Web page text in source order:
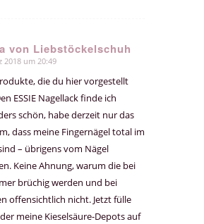
von Liebstöckelschuh
2018 um 20:49
die du hier vorgestellt
ESSIE Nagellack finde ich
schön, habe derzeit nur das
dass meine Fingernägel total im
– übrigens vom Nägel
Keine Ahnung, warum die bei
brüchig werden und bei
offensichtlich nicht. Jetzt fülle
meine Kieselsäure-Depots auf